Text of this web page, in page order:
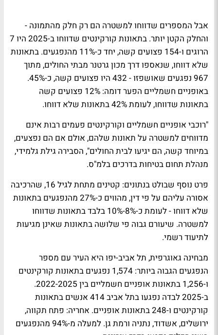
אבל המספרים שדווחו למשטרה הם רק חלק מהתמונה -
והחלק הקטן יותר. בתאונות קורקינטים שדווחו ב-2025 היו 7
הרוגים ו-154 פצועים קשה, יחד כ-11% מהנפגעים. בתאונות
שלא דווחו, שנאספו דרך מכון גרטנר מבתי החולים, מתוך
967 נפגעים שאושפזו - 432 היו פצועים קשה, כ-45%.
באופניים חשמליים הפער דומה: 12% פצועים קשה
בתאונות שדווחו, לעומת 42% בתאונות שלא דווחו.
"רוכבי אופניים חשמליים וקורקינטים פעמים רבות אינם
מדווחים למשטרה על תאונות שלהם, אולם אם הם נפצעים,
במיוחד קשה, הם יגיעו לבית החולים", הסבירה גילת גלמידי,
מנהלת תחום בטיחות בדרכים בלמ"ס.
פרט נוסף שבולט בנתונים: קטינים מתחת לגיל 16, שהרכיבה
אסורה עליהם על פי דין, מהווים כ-27% מהנפגעים בתאונות
שלא דווחו - לעומת כ-8%-10% בלבד בתאונות שדווחו
למשטרה. שיעורם גבוה פי שלושה בתאונות שאינן מגיעות
לתיעוד רשמי.
מבחינה גאוגרפית, תל אביב-יפו היא העיר עם מספר
הנפגעים הגבוה ביותר: 1,574 נפגעים בתאונות קורקינטים
ו-1,256 בתאונות אופניים חשמליים בין 2022-2025.
ב-2025 לבדה נפגעו בתל אביב 414 אנשים בתאונות
קורקינטים ו-248 בתאונות אופניים. אחריה: פתח תקווה,
ירושלים, אשדוד, נתניה ורמת גן. למעלה מ-94% מהנפגעים